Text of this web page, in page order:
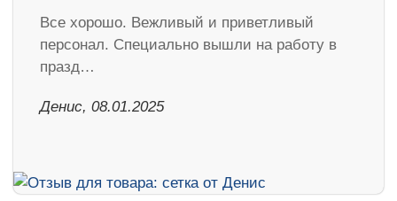
Все хорошо. Вежливый и приветливый
персонал. Специально вышли на работу в
празд…
Денис, 08.01.2025